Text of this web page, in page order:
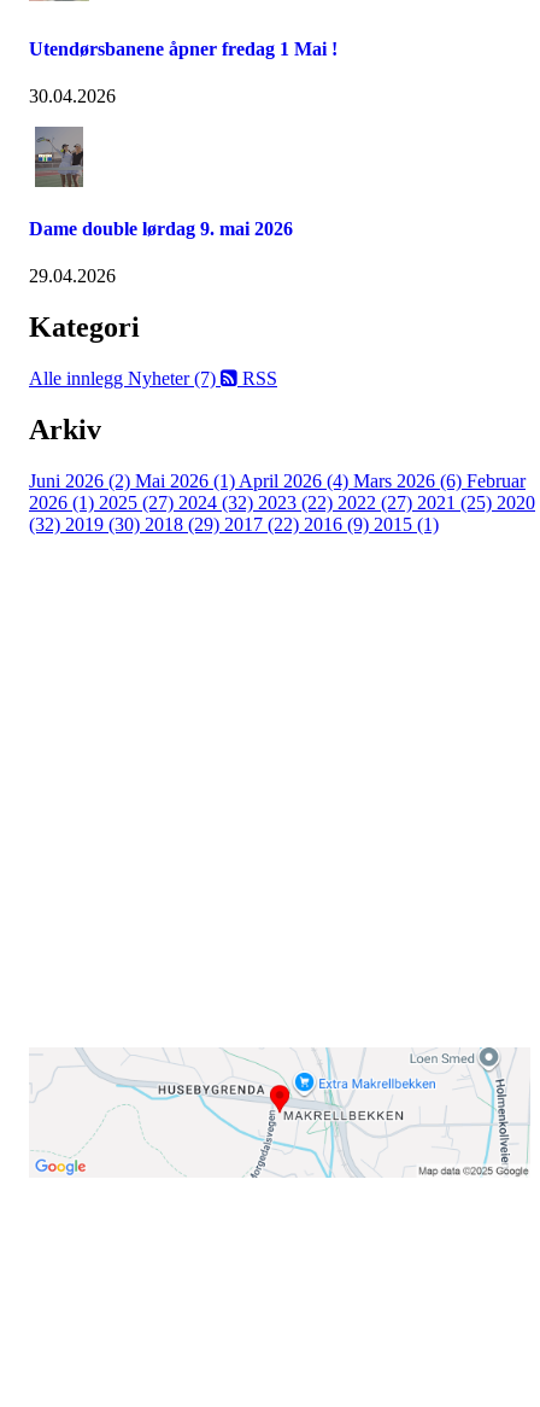
Utendørsbanene åpner fredag 1 Mai !
30.04.2026
Dame double lørdag 9. mai 2026
29.04.2026
Kategori
Alle innlegg Nyheter (7) RSS
Arkiv
Juni 2026 (2) Mai 2026 (1) April 2026 (4) Mars 2026 (6) Februar
2026 (1) 2025 (27) 2024 (32) 2023 (22) 2022 (27) 2021 (25) 2020
(32) 2019 (30) 2018 (29) 2017 (22) 2016 (9) 2015 (1)